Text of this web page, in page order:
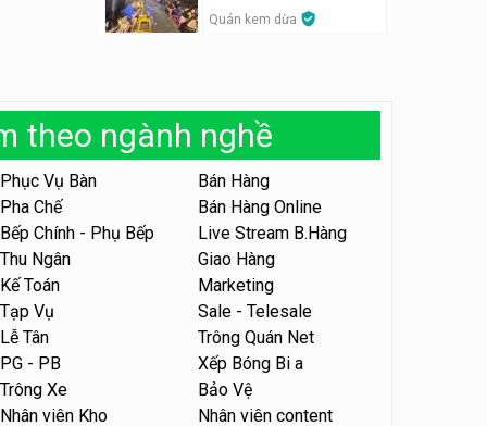
SNACK BAR NHẬT
Tuyển quản lý, kế toán ca,
bếp, bếp chính lương cao
Nhà hàng Phố Men Chill
Tuyển nhân viên đóng gói
parttime
Tuyển nhân viên phục vụ
bàn, phụ bếp
MEEAWN TOWN x Chim quay
Quán kem dừa
Tiệm bánh ngọt
Tuyển nhân viên bán hàng,
marketing, kế toán, kho –
parttime, fulltime
Công ty MITA
Tuyển nhân viên đóng gói
partime, fulltime
Shop online
Tuyển nhân viên phục vụ
khu vui chơi parttime linh
động
Khu vui chơi May Town
theo ngành nghề
Phục Vụ Bàn
Bán Hàng
Pha Chế
Bán Hàng Online
Bếp Chính - Phụ Bếp
Live Stream B.Hàng
Thu Ngân
Giao Hàng
Kế Toán
Marketing
Tạp Vụ
Sale - Telesale
Lễ Tân
Trông Quán Net
PG - PB
Xếp Bóng Bi a
Trông Xe
Bảo Vệ
Nhân viên Kho Nhân viên content